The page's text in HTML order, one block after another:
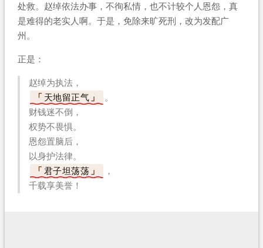
处救。赵绰依法办事，不徇私情，也不计较个人恩怨，真
是难得的老实人啊。于是，免除来旷死刑，改为发配广
州。
正是：
赵绰为执法，
天地留正气
。
财钱迷不倒，
权势不畏惧。
恩怨置脑后，
以身护法律。
君子坦荡荡
，
千载享美誉！